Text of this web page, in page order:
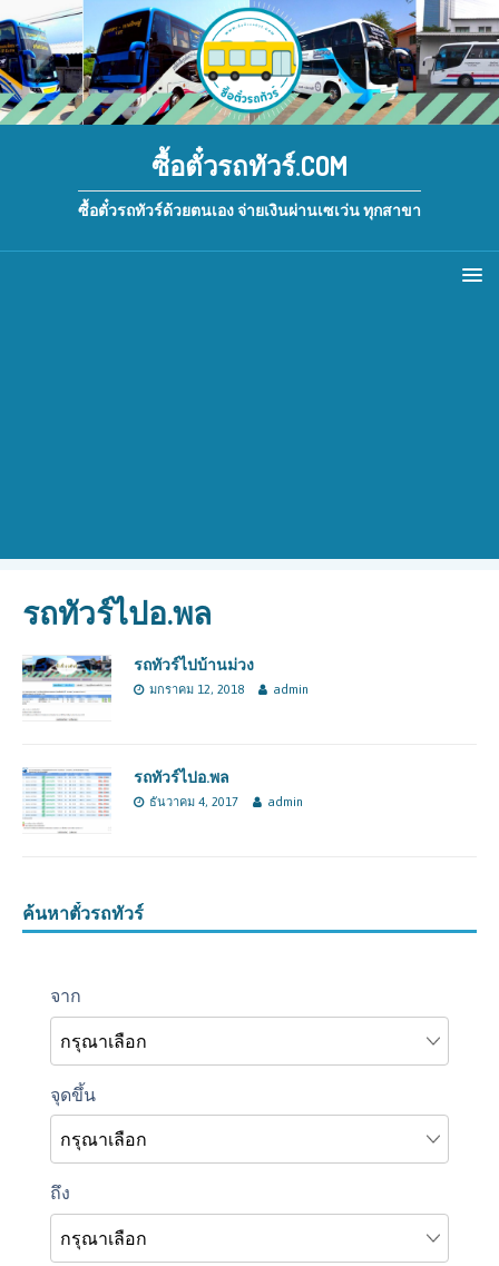
ซื้อตั๋วรถทัวร์.COM
ซื้อตั๋วรถทัวร์ด้วยตนเอง จ่ายเงินผ่านเซเว่น ทุกสาขา
รถทัวร์ไปอ.พล
รถทัวร์ไปบ้านม่วง
มกราคม 12, 2018 admin
รถทัวร์ไปอ.พล
ธันวาคม 4, 2017 admin
ค้นหาตั๋วรถทัวร์